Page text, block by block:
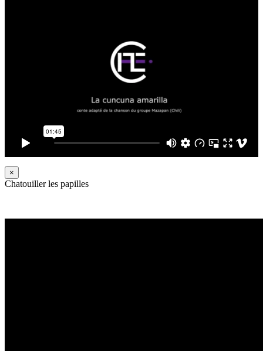
×
Chatouiller les papilles